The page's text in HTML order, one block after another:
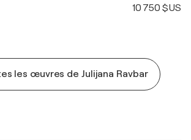
10 750 $US
les œuvres de Julijana Ravbar